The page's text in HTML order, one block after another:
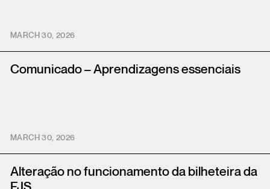
MARCH 30, 2026
Comunicado – Aprendizagens essenciais
MARCH 30, 2026
Alteração no funcionamento da bilheteira da